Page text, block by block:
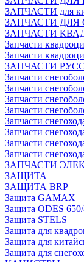
ЗАПЧАСТИ для
ЗАПЧАСТИ ДЛЯ
ЗАПЧАСТИ
Запчасти
Запчасти
ЗАПЧАСТИ
Запчасти
Запчасти
Запчасти
Запчасти
Запчасти
Запчасти
Запчасти
Запчасти
ЗАПЧАСТИ
ЗАЩИТА
ЗАЩИТА BRP
Защита GAMAX
Защита ODES
Защита STELS
Защита для
Защита для
Защита для